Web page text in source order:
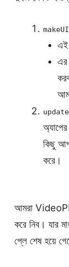
এই
এর
কিছু
করে।
আমরা
করে নিব। যার
প্লে শেষ হয়ে